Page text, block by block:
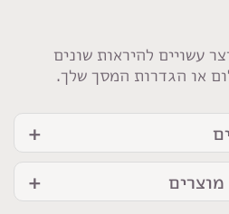
עשויים להיראות שונים
או הגדרות המסך שלך.